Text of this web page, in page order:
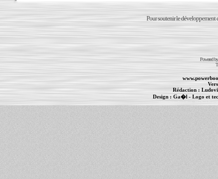
Pour soutenir le développement
Powered
Rédaction :
Design : Ga�l- Logo et